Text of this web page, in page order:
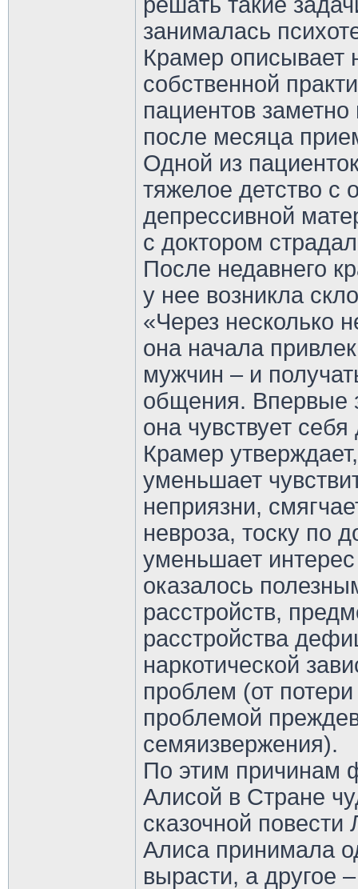
занималась
Крамер описывает
собственной
пациентов
после месяца
Одной из
тяжелое детство с
депрессивной
с доктором
После недавнего
у нее возникла
«Через несколько
она начала
мужчин – и
общения. Впервые
она чувствует
Крамер
уменьшает
неприязни,
невроза, тоску по
уменьшает
оказалось
расстройств,
расстройства
наркотической
проблем (от
проблемой
семяизвержения).
По этим причинам
Алисой в Стране
сказочной
Алиса принимала
вырасти, а другое